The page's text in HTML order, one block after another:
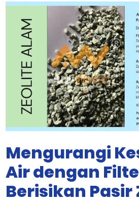
Mengurangi
Air dengan
Berisikan Pasir